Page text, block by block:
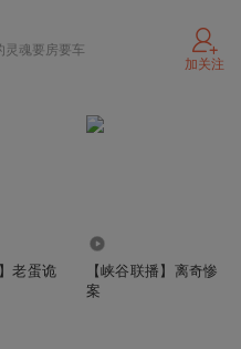
灵魂要房要车
加关注
老蛋诡
【峡谷联播】离奇惨
案